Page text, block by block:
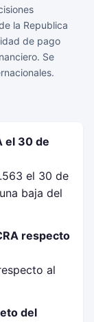
la Republica
de pago
Se
el 30 de
el 30 de
baja del
respecto
al
del